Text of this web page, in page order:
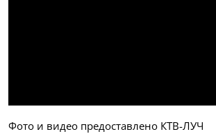
Фото и видео предоставлено КТВ-ЛУЧ